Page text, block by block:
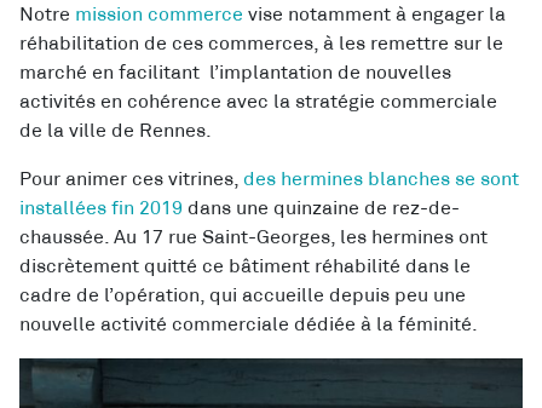
Notre mission commerce vise notamment à engager la
réhabilitation de ces commerces, à les remettre sur le
marché en facilitant l’implantation de nouvelles
activités en cohérence avec la stratégie commerciale
de
la ville de Rennes
Pour animer ces vitrines, des hermines blanches se sont
installées fin 2019 dans une quinzaine de rez-de-
chaussée. Au 17 rue Saint-Georges, les hermines ont
discrètement quitté ce bâtiment réhabilité dans le
cadre de l’opération, qui accueille depuis peu une
nouvelle activité commerciale dédiée à la féminité.